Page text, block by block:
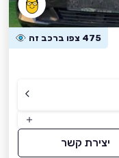
475 צפו ברכב זה
יצירת קשר